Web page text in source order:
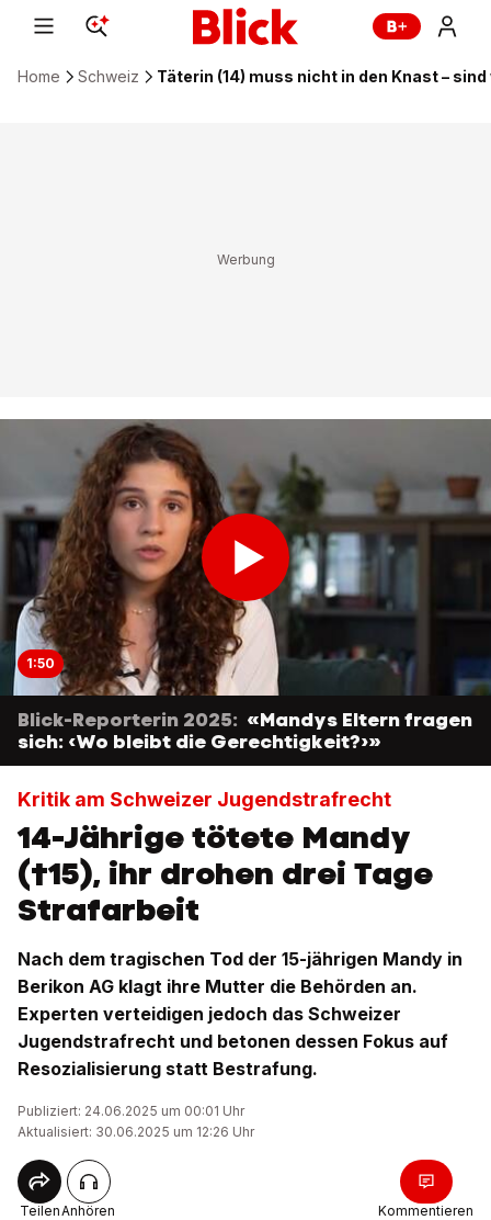
Home Schweiz Täterin (14) muss nicht in den Knast –
1:50
Blick-Reporterin 2025: «Mandys Eltern fragen
sich: ‹Wo bleibt die Gerechtigkeit?›»
Kritik am Schweizer Jugendstrafrecht
14-Jährige tötete Mandy
(†15), ihr drohen drei Tage
Strafarbeit
Nach dem tragischen Tod der 15-jährigen Mandy in
Berikon AG klagt ihre Mutter die Behörden an.
Experten verteidigen jedoch das Schweizer
Jugendstrafrecht und betonen dessen Fokus auf
Resozialisierung statt Bestrafung.
Publiziert: 24.06.2025 um 00:01 Uhr
Aktualisiert: 30.06.2025 um 12:26 Uhr
TeilenAnhören Kommentieren